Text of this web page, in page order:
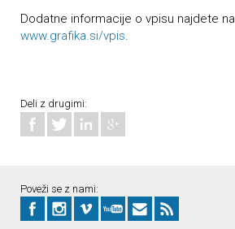
Dodatne informacije o vpisu najdete na
www.grafika.si/vpis.
Deli z drugimi:
Poveži se z nami: